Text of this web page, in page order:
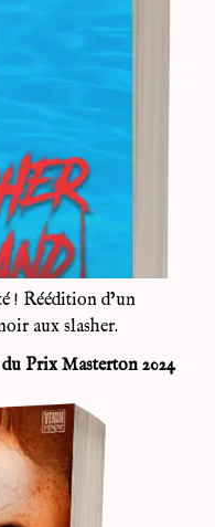
! Réédition d’un
aux slasher.
Prix Masterton 2024